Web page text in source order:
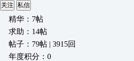
关注 私信
精华：7帖
求助：14帖
帖子：79帖 | 3915回
年度积分：0